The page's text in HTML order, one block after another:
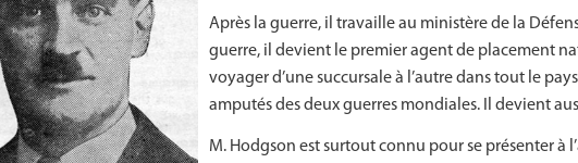
Après la guerre, il travaille au ministère de la
guerre, il devient le premier agent de placement
voyager d’une succursale à l’autre dans tout le
amputés des deux guerres mondiales. Il devient
M. Hodgson est surtout connu pour se présenter à